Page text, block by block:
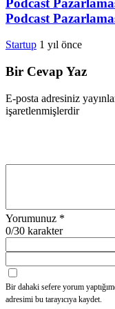
Podcast
Podcast
Startup 1 yıl önce
Bir Cevap Yaz
E-posta adresiniz
işaretlenmişlerdir
Yorumunuz *
0/30 karakter
Bir dahaki sefere yorum
adresimi bu tarayıcıya kaydet.